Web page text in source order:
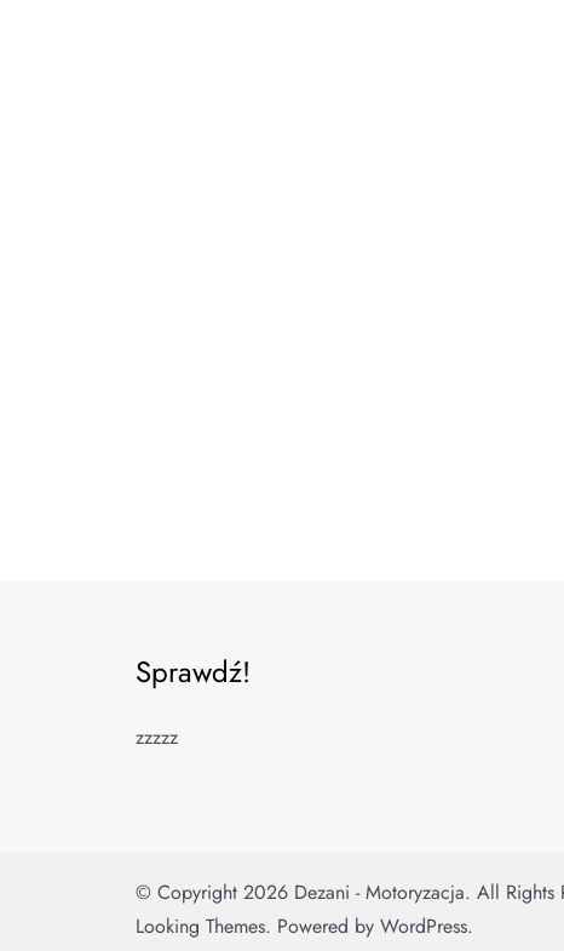
Sprawdź!
zzzzz
© Copyright 2026 Dezani - Motoryzacja. All Rights
Looking Themes. Powered by WordPress.